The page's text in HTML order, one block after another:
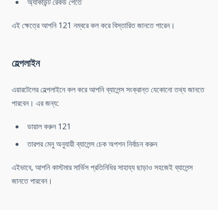
এই ক্ষেত্রে আপনি 121 নম্বরে কল করে বিস্তারিত জানতে পারেন।
হেল্পলাইন
এয়ারটেলের হেল্পলাইনে কল করে আপনি ব্যালেন্স সংক্রান্ত যেকোনো তথ্য জানতে
পারবেন। এর জন্য:
ডায়াল করুন 121
তারপর মেনু অনুযায়ী ব্যালেন্স চেক অপশন নির্বাচন করুন
এইভাবে, আপনি কাস্টমার সার্ভিস প্রতিনিধির সাহায্য ছাড়াও সহজেই ব্যালেন্স
জানতে পারবেন।